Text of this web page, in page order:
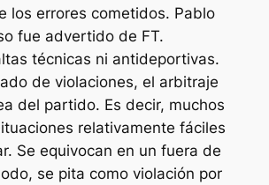
los errores cometidos. Pablo
fue advertido de FT.
técnicas ni antideportivas.
de violaciones, el arbitraje
del partido. Es decir, muchos
relativamente fáciles
Se equivocan en un fuera de
se pita como violación por